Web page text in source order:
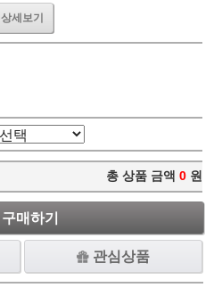
상세보기
총 상품 금액 0 원
구매하기
관심상품